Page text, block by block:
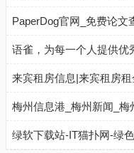
PaperDog官网_免费论
语雀，为每一个人提供优
来宾租房信息|来宾租房
梅州信息港_梅州新闻_梅
绿软下载站-IT猫扑网-绿